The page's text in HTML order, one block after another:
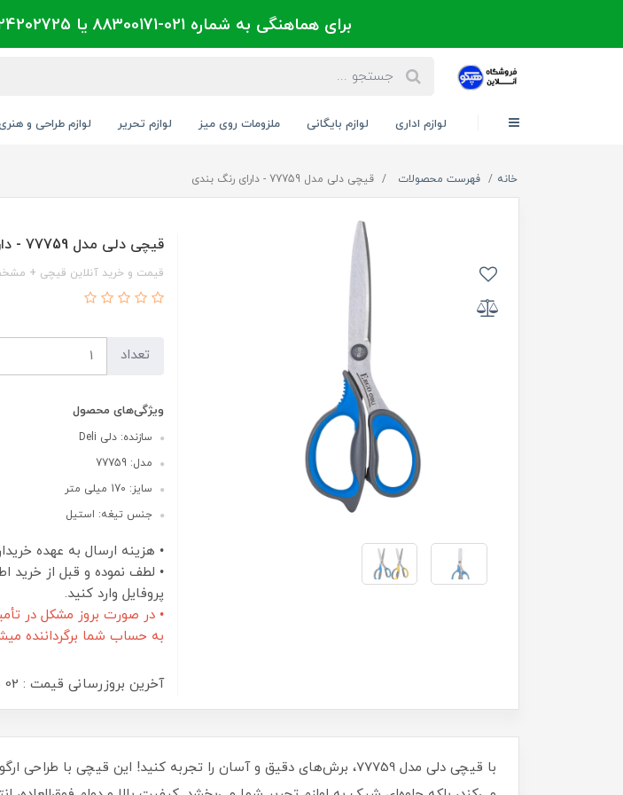
برای هماهنگی به شماره 021-88300171 یا 09124202725 تماس بگیرید سپاس
لوازم اداری لوازم بایگانی ملزومات روی میز لوازم تحریر لوازم طراحی و
خانه فهرست محصولات قیچی دلی مدل 77759 - دارای رنگ بندی
قیچی دلی مدل 77759 - دارای رنگ بندی
قیمت و خرید آنلاین قیچی +
تعداد
ویژگی‌های محصول
سازنده: دلی Deli
مدل: 77759
سایز: 170 میلی متر
جنس تیغه: استیل
• هزینه ارسال به عهده
• لطف نموده و قبل از خرید
پروفایل وارد کنید.
• در صورت بروز مشکل در
به حساب شما برگرداننده
آخرین بروزرسانی قیمت : 02 مرداد 1404
با قیچی دلی مدل 77759، برش‌های دقیق و آسان را تجربه کنید! این قیچی